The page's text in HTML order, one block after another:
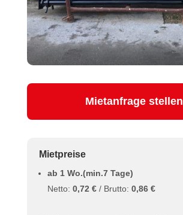
Mietanfrage stellen
Mietpreise
ab 1 Wo.(min.7 Tage)
Netto: 0,72 €/ Brutto: 0,86 €